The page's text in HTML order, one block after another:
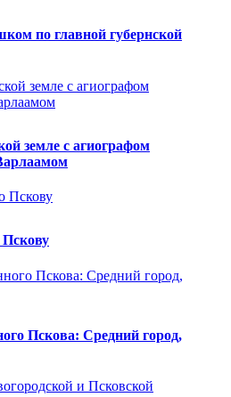
по главной губернской
земле с агиографом
Пскова: Средний город,